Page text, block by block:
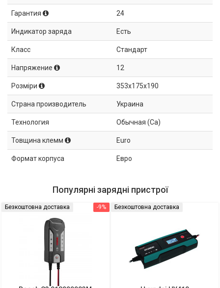
Гарантия 24
Индикатор заряда Есть
Класс Стандарт
Напряжение 12
Розміри 353x175x190
Страна производитель Украина
Технология Обычная (Ca)
Товщина клемм Euro
Формат корпуса Евро
Популярні зарядні пристрої
-9%
Безкоштовна доставка Безкоштовна доставка